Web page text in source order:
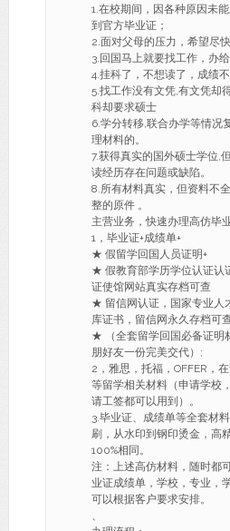
1.在校期间，因各种原因未
到官方毕业证；
2.面对父母的压力，希望尽
3.回国马上就要找工作，办
4.挂科了，不想读了，成绩不
5.找工作没有文凭,有文凭却
科却要求硕士
6.学分转移,联合办学等情况
理材料的。
7.获得真实的国外硕士学位,
读经历存在问题或缺陷。
8.所有材料真实，但资料不
整的原件 。
主营业务，快速办理高仿毕
1，毕业证+成绩单+
★ 假留学回国人员证明+
★ 假教育部学历学位认证认
证使馆网站真实存档可查
★ 留信网认证，国家专业人
库证书，留信网永久存档可
★ （全套留学回国必备证明
朋好友一份完美交代）;
2，雅思，托福，OFFER，
等留学相关材料（申请学校
请工签都可以用到）。
3.毕业证、成绩单等全套材
刷，从水印到钢印烫金，高
100%相同。
注：上述高仿材料，随时都
业证成绩单，学校，专业，
可以根据客户要求安排。
、